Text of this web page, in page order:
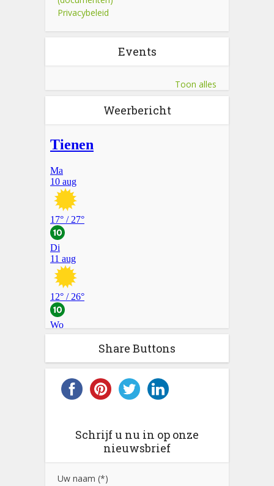
Privacybeleid
Events
Toon alles
Weerbericht
Share Buttons
Schrijf u nu in op onze
nieuwsbrief
Uw naam (*)